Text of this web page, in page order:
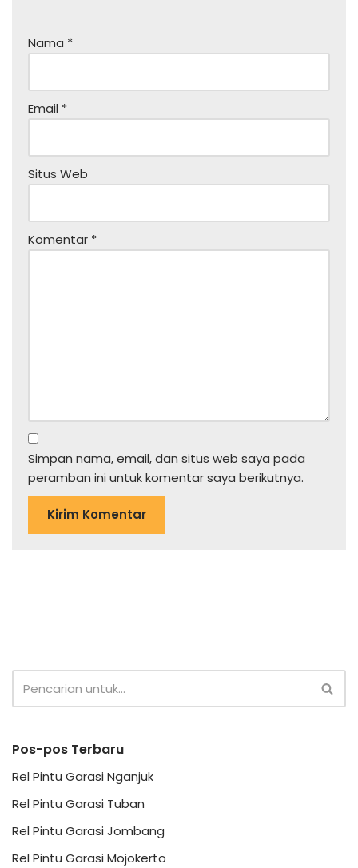
Nama *
Email *
Situs Web
Komentar *
Simpan nama, email, dan situs web saya pada
peramban ini untuk komentar saya berikutnya.
Pos-pos Terbaru
Rel Pintu Garasi Nganjuk
Rel Pintu Garasi Tuban
Rel Pintu Garasi Jombang
Rel Pintu Garasi Mojokerto